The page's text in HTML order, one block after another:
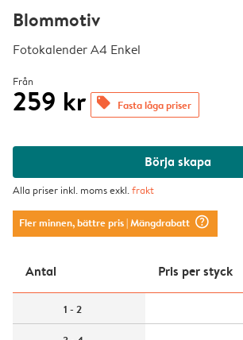
Blommotiv
Fotokalender A4 Enkel
Från
259 kr offers Fasta låga priser
Börja skapa
Alla priser inkl. moms exkl.frakt
Fler minnen, bättre pris| Mängdrabatt question_mark_circle
Antal Pris per styck
1 - 2